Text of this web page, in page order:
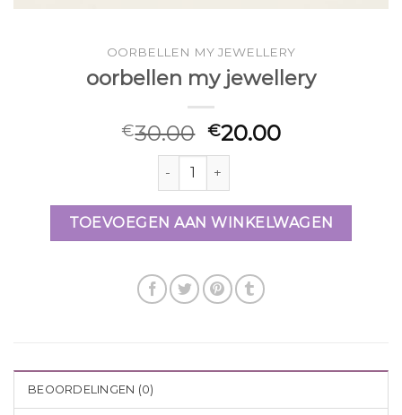
OORBELLEN MY JEWELLERY
oorbellen my jewellery
€30.00 €20.00
oorbellen my jewellery aantal
TOEVOEGEN AAN WINKELWAGEN
BEOORDELINGEN (0)